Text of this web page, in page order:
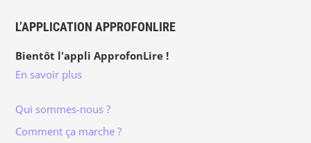
L’APPLICATION APPROFONLIRE
Bientôt l'appli ApprofonLire !
En savoir plus
Qui sommes-nous ?
Comment ça marche ?